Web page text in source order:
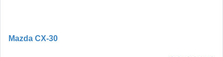
Mazda CX-30